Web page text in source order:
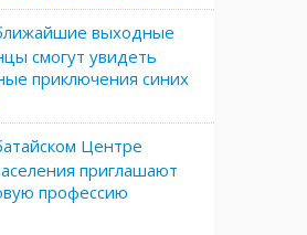
выходные
смогут увидеть
приключения синих
Центре
приглашают
профессию